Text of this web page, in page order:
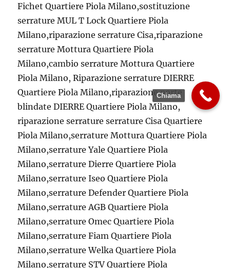
Fichet Quartiere Piola Milano,sostituzione
serrature MUL T Lock Quartiere Piola
Milano,riparazione serrature Cisa,riparazione
serrature Mottura Quartiere Piola
Milano,cambio serrature Mottura Quartiere
Piola Milano, Riparazione serrature DIERRE
Quartiere Piola Milano,riparazione porte
blindate DIERRE Quartiere Piola Milano,
riparazione serrature serrature Cisa Quartiere
Piola Milano,serrature Mottura Quartiere Piola
Milano,serrature Yale Quartiere Piola
Milano,serrature Dierre Quartiere Piola
Milano,serrature Iseo Quartiere Piola
Milano,serrature Defender Quartiere Piola
Milano,serrature AGB Quartiere Piola
Milano,serrature Omec Quartiere Piola
Milano,serrature Fiam Quartiere Piola
Milano,serrature Welka Quartiere Piola
Milano,serrature STV Quartiere Piola
Chiama